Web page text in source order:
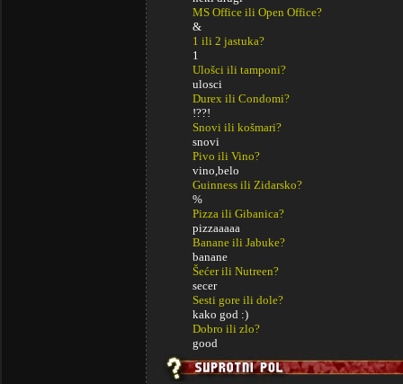
MS Office ili Open Office?
&
1 ili 2 jastuka?
1
Ulošci ili tamponi?
ulosci
Durex ili Condomi?
!??!
Snovi ili košmari?
snovi
Pivo ili Vino?
vino,belo
Guinness ili Zidarsko?
%
Pizza ili Gibanica?
pizzaaaaa
Banane ili Jabuke?
banane
Šećer ili Nutreen?
secer
Sesti gore ili dole?
kako god :)
Dobro ili zlo?
good